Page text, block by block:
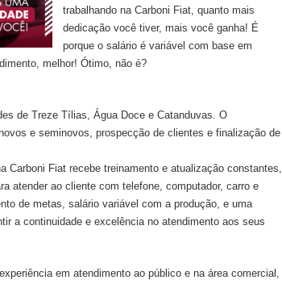
trabalhando na Carboni Fiat, quanto mais
dedicação você tiver, mais você ganha! É
porque o salário é variável com base em
melhor! Ótimo, não é?
de Treze Tílias, Água Doce e Catanduvas. O
e seminovos, prospecção de clientes e finalização de
Carboni Fiat recebe treinamento e atualização constantes,
atender ao cliente com telefone, computador, carro e
de metas, salário variável com a produção, e uma
a continuidade e excelência no atendimento aos seus
em atendimento ao público e na área comercial,